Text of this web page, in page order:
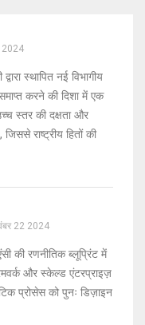
2024
स्थापित नई विभागीय
करने की दिशा में एक
स्तर की दक्षता और
जिससे राष्ट्रीय हितों की
22 2024
की रणनीतिक ब्लूप्रिंट में
और स्केल्ड एंटरप्राइज़
प्रोसेस को पुनः डिज़ाइन